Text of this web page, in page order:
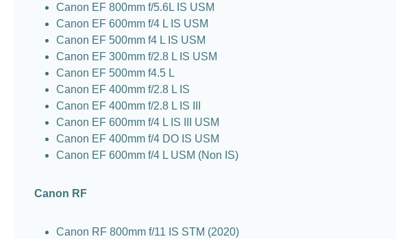
Canon EF 800mm f/5.6L IS USM
Canon EF 600mm f/4 L IS USM
Canon EF 500mm f4 L IS USM
Canon EF 300mm f/2.8 L IS USM
Canon EF 500mm f4.5 L
Canon EF 400mm f/2.8 L IS
Canon EF 400mm f/2.8 L IS III
Canon EF 600mm f/4 L IS III USM
Canon EF 400mm f/4 DO IS USM
Canon EF 600mm f/4 L USM (Non IS)
Canon RF
Canon RF 800mm f/11 IS STM (2020)